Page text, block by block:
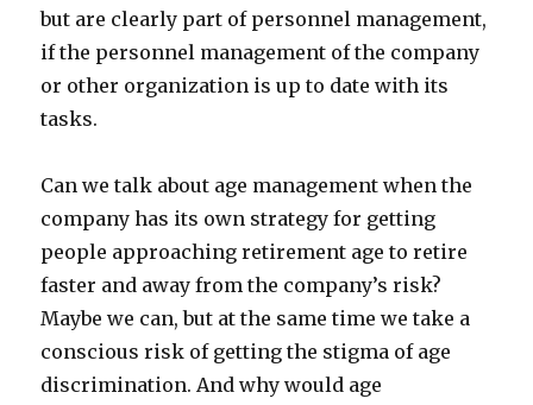
but are clearly part of personnel management,
if the personnel management of the company
or other organization is up to date with its
tasks.
Can we talk about age management when the
company has its own strategy for getting
people approaching retirement age to retire
faster and away from the company’s risk?
Maybe we can, but at the same time we take a
conscious risk of getting the stigma of age
discrimination. And why would age